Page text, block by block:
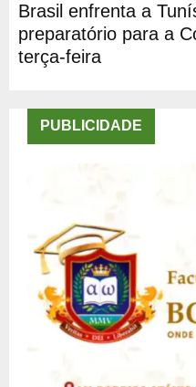
Brasil enfrenta a
preparatório para a
terça-feira
PUBLICIDADE